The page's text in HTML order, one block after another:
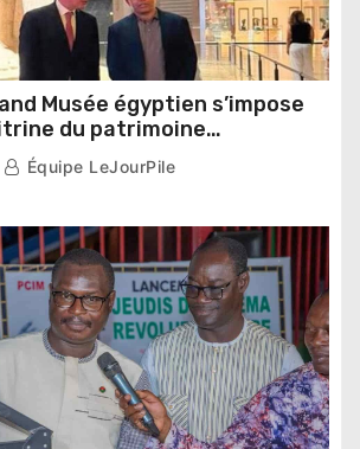
Musée égyptien s’impose
du patrimoine
des dirigeants
Équipe LeJourPile